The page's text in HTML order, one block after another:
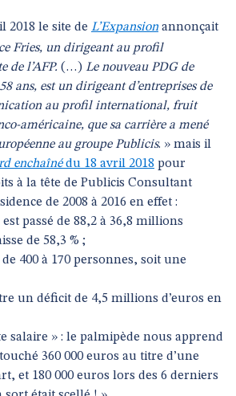
2018 le site de L’Expansion annonçait
Fries, un dirigeant au profil
de l’AFP. (…) Le nouveau PDG de
ans, est un dirigeant d’entreprises de
au profil international, fruit
américaine, que sa carrière a mené
au groupe Publicis. » mais il
enchaînédu 18 avril 2018 pour
à la tête de Publicis Consultant
de 2008 à 2016 en effet :
passé de 88,2 à 36,8 millions
de 58,3 % ;
de 400 à 170 personnes, soit une
un déficit de 4,5 millions d’euros en
salaire » : le palmipède nous apprend
360 000 euros au titre d’une
et 180 000 euros lors des 6 derniers